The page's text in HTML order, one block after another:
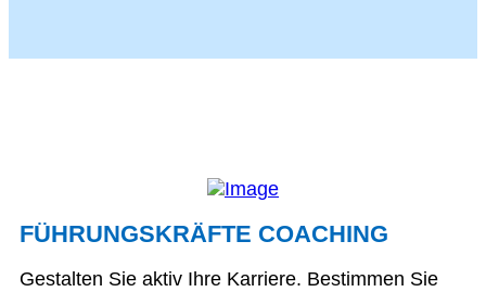
FÜHRUNGSKRÄFTE COACHING
Gestalten Sie aktiv Ihre Karriere. Bestimmen Sie